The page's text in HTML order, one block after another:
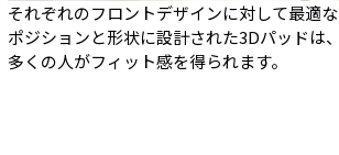
それぞれのフロントデザインに対して最適な
ポジションと形状に設計された3Dパッドは、
多くの人がフィット感を得られます。